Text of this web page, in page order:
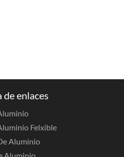
de enlaces
Felxible
Aluminio